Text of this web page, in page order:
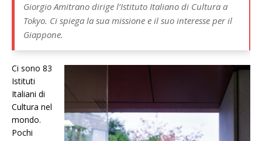
Giorgio Amitrano dirige l’Istituto Italiano di Cultura a
Tokyo. Ci spiega la sua missione e il suo interesse per il
Giappone.
Ci sono 83
Istituti
Italiani di
Cultura nel
mondo.
Pochi